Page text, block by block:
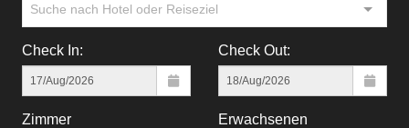
Suche nach Hotel oder Reiseziel
Check In: Check Out:
Zimmer Erwachsenen